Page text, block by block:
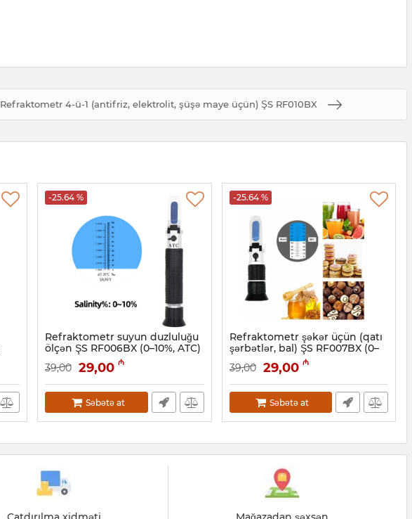
Refraktometr 4-ü-1 (antifriz, elektrolit, şüşə maye üçün) ŞS RF010BX
-25.64 %
Refraktometr suyun duzluluğu
ölçən ŞS RF006BX (0–10%, ATC)
Artikul: 050001004
39,00 29,00 ₼
Səbətə at
-25.64 %
Refraktometr şəkər üçün (qatı
şərbətlər, bal) ŞS RF007BX (0–
Artikul: 050001005
39,00 29,00 ₼
Səbətə at